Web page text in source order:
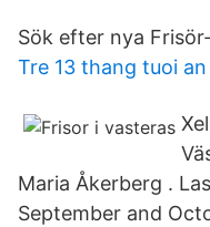
Sök efter nya
Tre 13 thang tuoi
Maria Åkerberg .
September and